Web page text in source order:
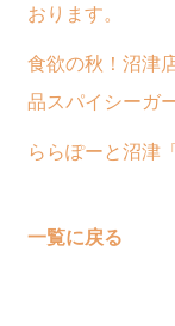
おります。
食欲の秋！沼津
品スパイシーガ
ららぽーと沼津
一覧に戻る